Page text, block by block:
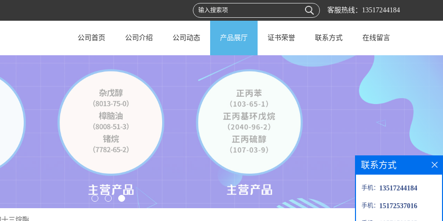
客服热线： 13517244184
公司首页 公司介绍 公司动态 产品展厅 证书荣誉 联系方式 在线留言
联系方式
手机： 13517244184
手机： 15172537016